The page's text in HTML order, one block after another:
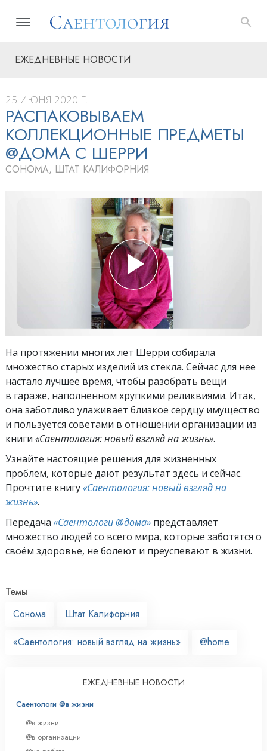
ЕЖЕДНЕВНЫЕ НОВОСТИ
25 ИЮНЯ 2020 Г.
РАСПАКОВЫВАЕМ
КОЛЛЕКЦИОННЫЕ ПРЕДМЕТЫ
@ДОМА С ШЕРРИ
СОНОМА, ШТАТ КАЛИФОРНИЯ
На протяжении многих лет Шерри собирала
множество старых изделий из стекла. Сейчас для нее
настало лучшее время, чтобы разобрать вещи
в гараже, наполненном хрупкими реликвиями. Итак,
она заботливо улаживает близкое сердцу имущество
и пользуется советами в отношении организации из
книги «Саентология: новый взгляд на жизнь».
Узнайте настоящие решения для жизненных
проблем, которые дают результат здесь и сейчас.
Прочтите книгу«Саентология: новый взгляд на
жизнь».
Передача «Саентологи @дома» представляет
множество людей со всего мира, которые заботятся о
своём здоровье, не болеют и преуспевают в жизни.
Темы
Сонома
Штат Калифорния
«Саентология: новый взгляд на жизнь» @home
ЕЖЕДНЕВНЫЕ НОВОСТИ
Саентологи @в жизни
@в жизни
@в организации